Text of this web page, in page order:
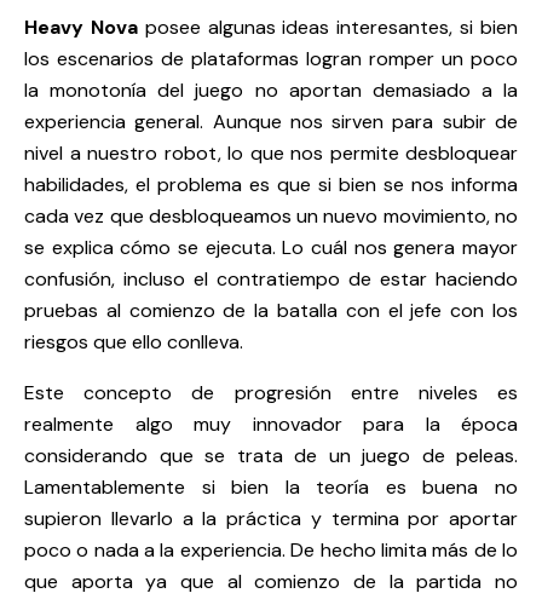
Heavy Novaposee algunas ideas interesantes, si bien
los escenarios de plataformas logran romper un poco
la monotonía del juego no aportan demasiado a la
experiencia general. Aunque nos sirven para subir de
nivel a nuestro robot, lo que nos permite desbloquear
habilidades, el problema es que si bien se nos informa
cada vez que desbloqueamos un nuevo movimiento, no
se explica cómo se ejecuta. Lo cuál nos genera mayor
confusión, incluso el contratiempo de estar haciendo
pruebas al comienzo de la batalla con el jefe con los
riesgos que ello conlleva.
Este concepto de progresión entre niveles es
realmente algo muy innovador para la época
considerando que se trata de un juego de peleas.
Lamentablemente si bien la teoría es buena no
supieron llevarlo a la práctica y termina por aportar
poco o nada a la experiencia. De hecho limita más de lo
que aporta ya que al comienzo de la partida no